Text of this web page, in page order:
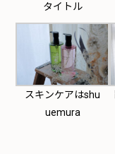
タイトル
スキンケアはshu
uemura